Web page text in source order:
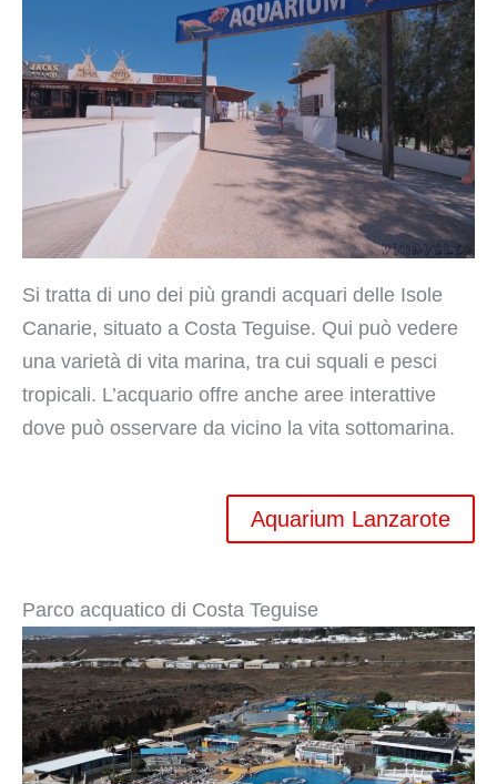
Si tratta di uno dei più grandi acquari delle Isole
Canarie, situato a Costa Teguise. Qui può vedere
una varietà di vita marina, tra cui squali e pesci
tropicali. L’acquario offre anche aree interattive
dove può osservare da vicino la vita sottomarina.
Aquarium Lanzarote
Parco acquatico di Costa Teguise